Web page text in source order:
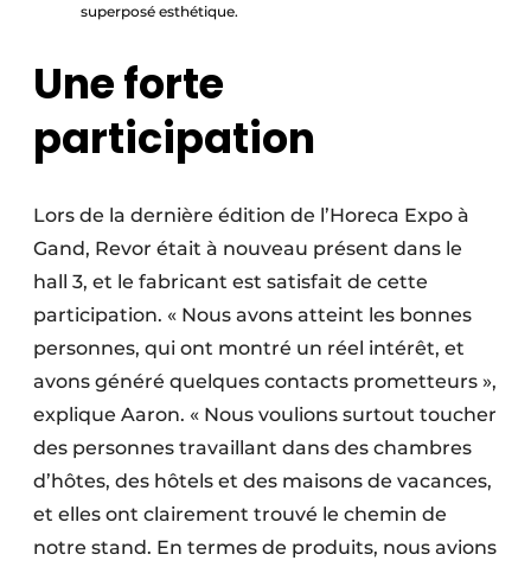
superposé esthétique.
Une forte
participation
Lors de la dernière édition de l’Horeca Expo à
Gand, Revor était à nouveau présent dans le
hall 3, et le fabricant est satisfait de cette
participation. « Nous avons atteint les bonnes
personnes, qui ont montré un réel intérêt, et
avons généré quelques contacts prometteurs »,
explique Aaron. « Nous voulions surtout toucher
des personnes travaillant dans des chambres
d’hôtes, des hôtels et des maisons de vacances,
et elles ont clairement trouvé le chemin de
notre stand. En termes de produits, nous avions